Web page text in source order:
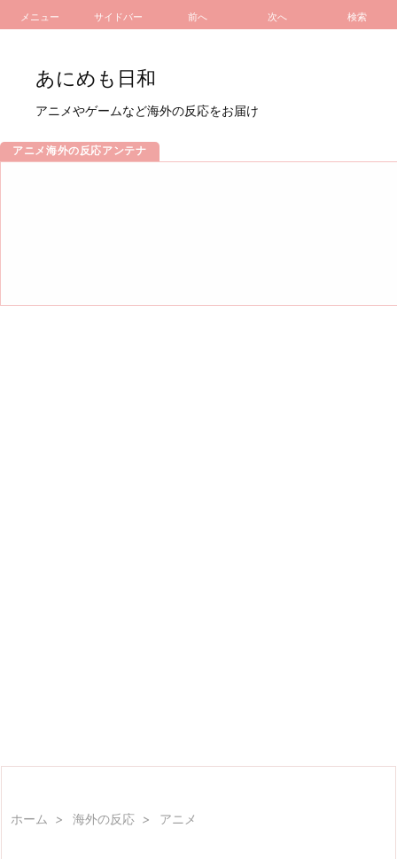
メニュー サイドバー 前へ 次へ 検索
あにめも日和
アニメやゲームなど海外の反応をお届け
アニメ海外の反応アンテナ
ホーム > 海外の反応 > アニメ